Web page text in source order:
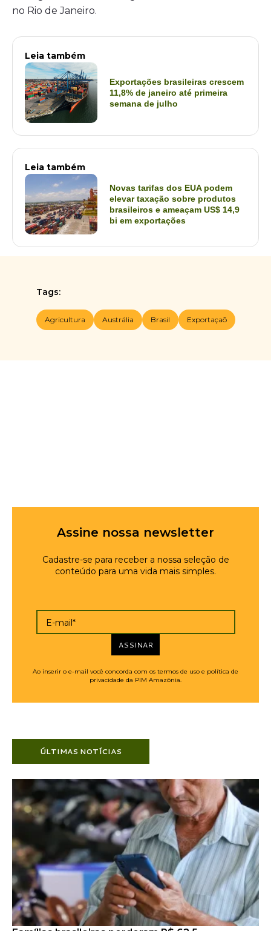
no Rio de Janeiro.
Leia também
Exportações brasileiras crescem
11,8% de janeiro até primeira
semana de julho
Leia também
Novas tarifas dos EUA podem
elevar taxação sobre produtos
brasileiros e ameaçam US$ 14,9
bi em exportações
Tags:
Agricultura Austrália Brasil Exportaçaõ
Assine nossa newsletter
Cadastre-se para receber a nossa seleção de
conteúdo para uma vida mais simples.
E-mail*
ASSINAR
Ao inserir o e-mail você concorda com os termos de uso e política de
privacidade da PIM Amazônia.
ÚLTIMAS NOTÍCIAS